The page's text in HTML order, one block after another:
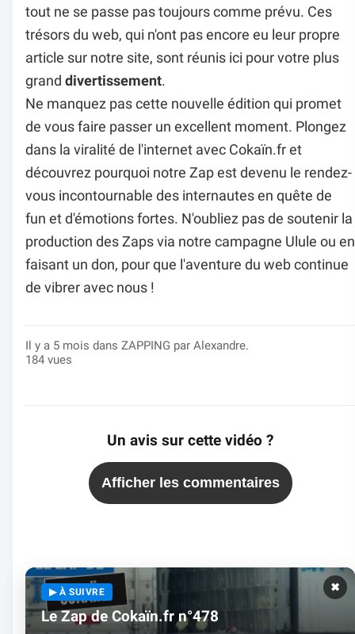
tout ne se passe pas toujours comme prévu. Ces
trésors du web, qui n'ont pas encore eu leur propre
article sur notre site, sont réunis ici pour votre plus
grand divertissement.
Ne manquez pas cette nouvelle édition qui promet
de vous faire passer un excellent moment. Plongez
dans la viralité de l'internet avec Cokaïn.fr et
découvrez pourquoi notre Zap est devenu le rendez-
vous incontournable des internautes en quête de
fun et d'émotions fortes. N'oubliez pas de soutenir la
production des Zaps via notre campagne Ulule ou en
faisant un don, pour que l'aventure du web continue
de vibrer avec nous !
Il y a 5 mois dans ZAPPING par Alexandre.
184 vues
Un avis sur cette vidéo ?
Afficher les commentaires
✖
▶ À SUIVRE
Le Zap de Cokaïn.fr n°478